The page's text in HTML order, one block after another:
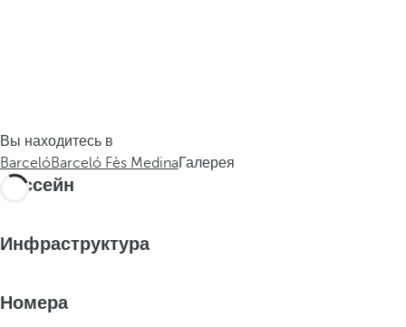
Вы находитесь в
BarcelóBarceló Fès MedinaГалерея
Бассейн
Инфраструктура
Номера